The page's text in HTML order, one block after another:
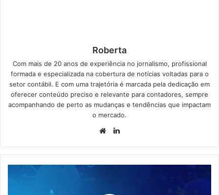
Roberta
Com mais de 20 anos de experiência no jornalismo, profissional
formada e especializada na cobertura de notícias voltadas para o
setor contábil. E com uma trajetória é marcada pela dedicação em
oferecer conteúdo preciso e relevante para contadores, sempre
acompanhando de perto as mudanças e tendências que impactam
o mercado.